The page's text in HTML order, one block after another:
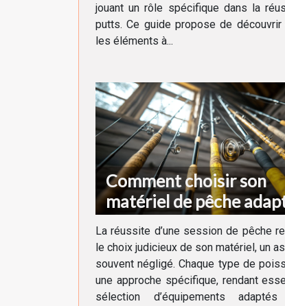
jouant un rôle spécifique dans la
putts. Ce guide propose de
les éléments à...
Comment choisir son
matériel de pêche
chaque type de poisson
La réussite d’une session de pêche
le choix judicieux de son matériel, un
souvent négligé. Chaque type de
une approche spécifique, rendant
sélection d’équipements